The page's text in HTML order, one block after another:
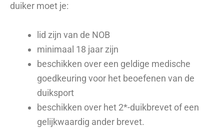
duiker moet je:
lid zijn van de NOB
minimaal 18 jaar zijn
beschikken over een geldige medische
goedkeuring voor het beoefenen van de
duiksport
beschikken over het 2*-duikbrevet of een
gelijkwaardig ander brevet.